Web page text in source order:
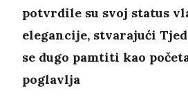
potvrdile su svoj status
elegancije, stvarajući
se dugo pamtiti kao
poglavlja